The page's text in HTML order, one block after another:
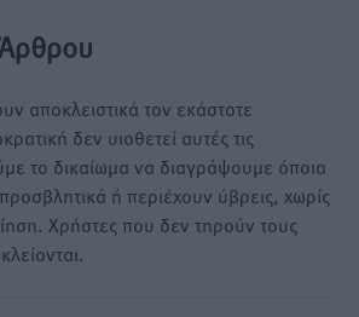
αποκλειστικά τον εκάστοτε
δεν υιοθετεί αυτές τις
το δικαίωμα να διαγράψουμε όποια
ή περιέχουν ύβρεις, χωρίς
Χρήστες που δεν τηρούν τους